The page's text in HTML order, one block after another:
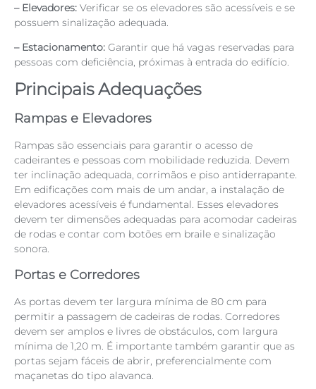
– Elevadores: Verificar se os elevadores são acessíveis e se
possuem sinalização adequada.
– Estacionamento: Garantir que há vagas reservadas para
pessoas com deficiência, próximas à entrada do edifício.
Principais Adequações
Rampas e Elevadores
Rampas são essenciais para garantir o acesso de
cadeirantes e pessoas com mobilidade reduzida. Devem
ter inclinação adequada, corrimãos e piso antiderrapante.
Em edificações com mais de um andar, a instalação de
elevadores acessíveis é fundamental. Esses elevadores
devem ter dimensões adequadas para acomodar cadeiras
de rodas e contar com botões em braile e sinalização
sonora.
Portas e Corredores
As portas devem ter largura mínima de 80 cm para
permitir a passagem de cadeiras de rodas. Corredores
devem ser amplos e livres de obstáculos, com largura
mínima de 1,20 m. É importante também garantir que as
portas sejam fáceis de abrir, preferencialmente com
maçanetas do tipo alavanca.